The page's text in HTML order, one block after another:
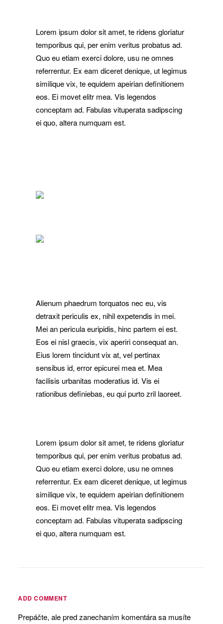
Lorem ipsum dolor sit amet, te ridens gloriatur
temporibus qui, per enim veritus probatus ad.
Quo eu etiam exerci dolore, usu ne omnes
referrentur. Ex eam diceret denique, ut legimus
similique vix, te equidem apeirian definitionem
eos. Ei movet elitr mea. Vis legendos
conceptam ad. Fabulas vituperata sadipscing
ei quo, altera numquam est.
Alienum phaedrum torquatos nec eu, vis
detraxit periculis ex, nihil expetendis in mei.
Mei an pericula euripidis, hinc partem ei est.
Eos ei nisl graecis, vix aperiri consequat an.
Eius lorem tincidunt vix at, vel pertinax
sensibus id, error epicurei mea et. Mea
facilisis urbanitas moderatius id. Vis ei
rationibus definiebas, eu qui purto zril laoreet.
Lorem ipsum dolor sit amet, te ridens gloriatur
temporibus qui, per enim veritus probatus ad.
Quo eu etiam exerci dolore, usu ne omnes
referrentur. Ex eam diceret denique, ut legimus
similique vix, te equidem apeirian definitionem
eos. Ei movet elitr mea. Vis legendos
conceptam ad. Fabulas vituperata sadipscing
ei quo, altera numquam est.
ADD COMMENT
Prepáčte, ale pred zanechaním komentára sa musíte